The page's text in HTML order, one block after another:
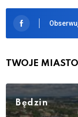
TWOJE MIASTO
Będzin